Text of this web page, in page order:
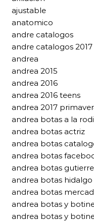
ajustable
anatomico
andre catalogos
andre catalogos 2017
andrea
andrea 2015
andrea 2016
andrea 2016 teens
andrea 2017
andrea botas a la
andrea botas actriz
andrea botas
andrea botas
andrea botas
andrea botas hidalgo
andrea botas
andrea botas y
andrea botas y